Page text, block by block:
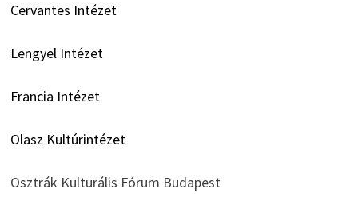
Cervantes Intézet
Lengyel Intézet
Francia Intézet
Olasz Kultúrintézet
Osztrák Kulturális Fórum Budapest